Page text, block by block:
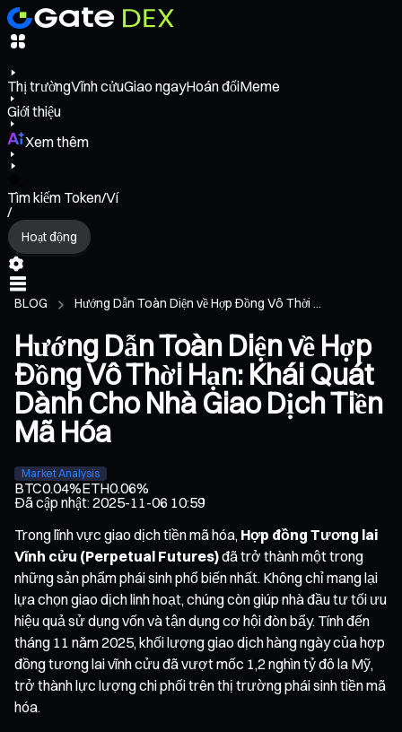
Thị trườngVĩnh cửuGiao ngayHoán đổiMeme
Giới thiệu
Xem thêm
Tìm kiếm Token/Ví
/
Hoạt động
BLOG Hướng Dẫn Toàn Diện về Hợp Đồng Vô Thời ...
Hướng Dẫn Toàn Diện về Hợp
Đồng Vô Thời Hạn: Khái Quát
Dành Cho Nhà Giao Dịch Tiền
Mã Hóa
Market Analysis
BTC0.04%ETH0.06%
Đã cập nhật:2025-11-06 10:59
Trong lĩnh vực giao dịch tiền mã hóa, Hợp đồng Tương lai
Vĩnh cửu (Perpetual Futures)đã trở thành một trong
những sản phẩm phái sinh phổ biến nhất. Không chỉ mang lại
lựa chọn giao dịch linh hoạt, chúng còn giúp nhà đầu tư tối ưu
hiệu quả sử dụng vốn và tận dụng cơ hội đòn bẩy. Tính đến
tháng 11 năm 2025, khối lượng giao dịch hàng ngày của hợp
đồng tương lai vĩnh cửu đã vượt mốc 1,2 nghìn tỷ đô la Mỹ,
trở thành lực lượng chi phối trên thị trường phái sinh tiền mã
hóa.